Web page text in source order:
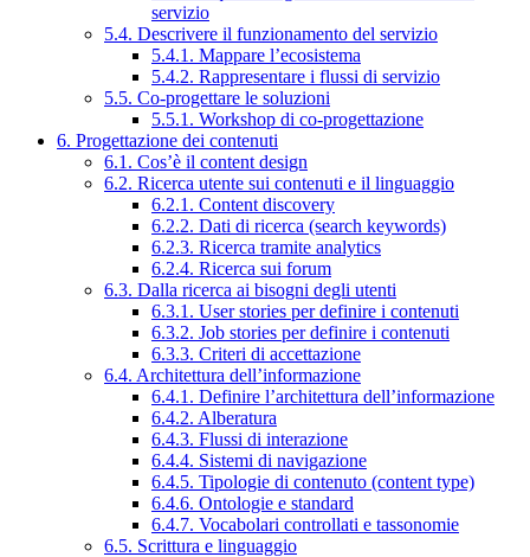
servizio
5.4. Descrivere il funzionamento del servizio
5.4.1. Mappare l’ecosistema
5.4.2. Rappresentare i flussi di servizio
5.5. Co-progettare le soluzioni
5.5.1. Workshop di co-progettazione
6. Progettazione dei contenuti
6.1. Cos’è il content design
6.2. Ricerca utente sui contenuti e il linguaggio
6.2.1. Content discovery
6.2.2. Dati di ricerca (search keywords)
6.2.3. Ricerca tramite analytics
6.2.4. Ricerca sui forum
6.3. Dalla ricerca ai bisogni degli utenti
6.3.1. User stories per definire i contenuti
6.3.2. Job stories per definire i contenuti
6.3.3. Criteri di accettazione
6.4. Architettura dell’informazione
6.4.1. Definire l’architettura dell’informazione
6.4.2. Alberatura
6.4.3. Flussi di interazione
6.4.4. Sistemi di navigazione
6.4.5. Tipologie di contenuto (content type)
6.4.6. Ontologie e standard
6.4.7. Vocabolari controllati e tassonomie
6.5. Scrittura e linguaggio